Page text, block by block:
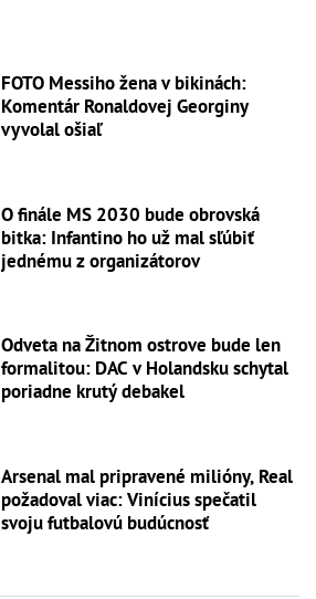
FOTO Messiho žena v bikinách:
Komentár Ronaldovej Georginy
vyvolal ošiaľ
O finále MS 2030 bude obrovská
bitka: Infantino ho už mal sľúbiť
jednému z organizátorov
Odveta na Žitnom ostrove bude len
formalitou: DAC v Holandsku schytal
poriadne krutý debakel
Arsenal mal pripravené milióny, Real
požadoval viac: Vinícius spečatil
svoju futbalovú budúcnosť